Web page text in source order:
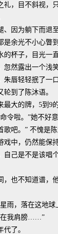
，目不斜视，只
因为躺下而退
余光不小心瞥到
杯子，目光一
然露出一个浅笑
唇轻轻抿了一口
到了陈沐语。
大的牌，5到9的
啦。”她不好
歌吧。” 不愧是陈
中，仍然能保持
己是不是该唱
也不知道谱，他
，落在这地
我肩膀……”
了。